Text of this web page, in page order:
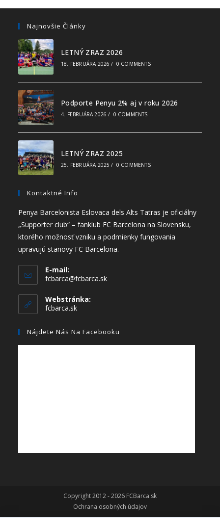
Najnovšie Články
LETNÝ ZRAZ 2026
18. FEBRUÁRA 2026 / 0 COMMENTS
Podporte Penyu 2% aj v roku 2026
4. FEBRUÁRA 2026 / 0 COMMENTS
LETNÝ ZRAZ 2025
25. FEBRUÁRA 2025 / 0 COMMENTS
Kontaktné Info
Penya Barcelonista Eslovaca dels Alts Tatras je oficiálny
„Supporter club“ – fanklub FC Barcelona na Slovensku,
ktorého možnosť vzniku a podmienky fungovania
upravujú stanovy FC Barcelona.
E-mail:
fcbarca@fcbarca.sk
Webstránka:
fcbarca.sk
Nájdete Nás Na Facebooku
Copyright 2012 - 2026 FCBarca.sk
Ochrana osobných údajov